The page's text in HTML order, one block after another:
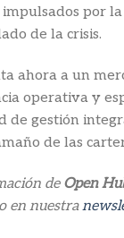
por
de la crisis.
ahora a un
operativa y
de gestión
de las
de Open
o en nuestra